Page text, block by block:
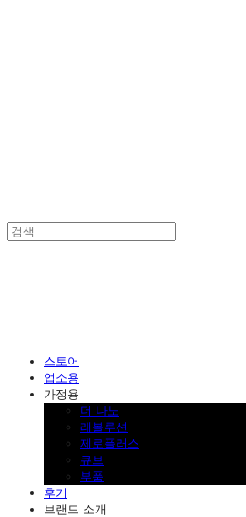
스토어
업소용
가정용
더 나노
레볼루션
제로플러스
큐브
부품
후기
브랜드 소개